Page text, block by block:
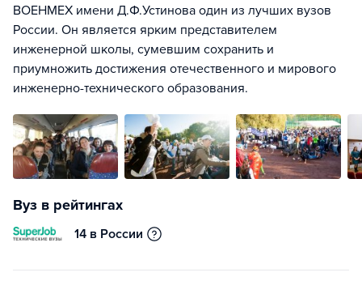
ВОЕНМЕХ имени Д.Ф.Устинова один из лучших вузов
России. Он является ярким представителем
инженерной школы, сумевшим сохранить и
приумножить достижения отечественного и мирового
инженерно-технического образования.
Вуз в рейтингах
14 в России